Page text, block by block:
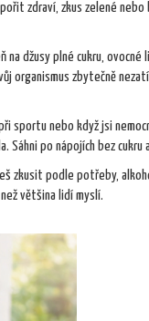
zdraví, zkus zelené
džusy plné cukru,
organismus zbytečně
sportu nebo když jsi
Sáhni po nápojích bez
zkusit podle potřeby,
většina lidí myslí.